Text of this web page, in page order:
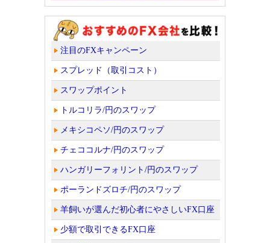
注目のFXキャンペーン
スプレッド（取引コスト）
スワップポイント
トルコリラ/円のスワップ
メキシコペソ/円のスワップ
チェココルナ/円のスワップ
ハンガリーフォリント/円のスワップ
ポーランドズロチ/円のスワップ
羊飼いが選んだ初心者にやさしいFX口座
少額で取引できるFX口座